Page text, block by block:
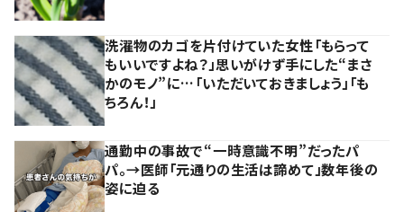
洗濯物のカゴを片付けていた女性「もらって
もいいですよね？」思いがけず手にした“まさ
かのモノ”に…「いただいておきましょう」「も
ちろん！」
通勤中の事故で“一時意識不明”だったパ
パ。→医師「元通りの生活は諦めて」数年後の
姿に迫る